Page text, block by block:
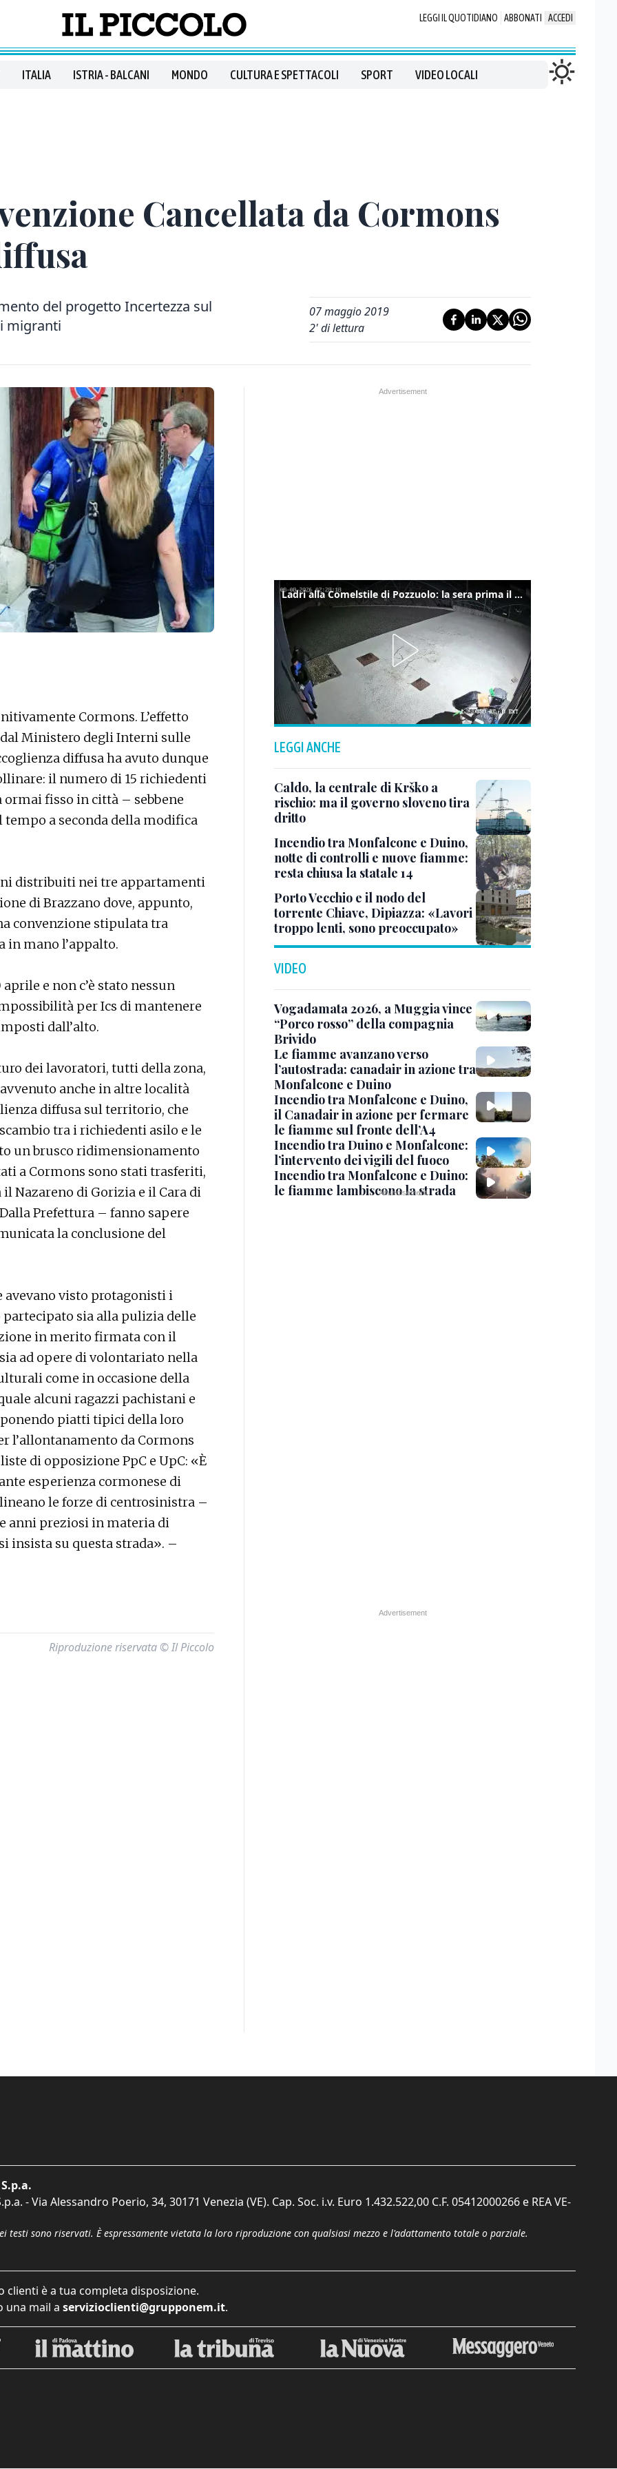
LEGGI IL QUOTIDIANO ABBONATI ACCEDI
ITALIA ISTRIA - BALCANI MONDO CULTURA E SPETTACOLI SPORT VIDEO LOCALI
Cancellata da Cormons
del progetto Incertezza sul
migranti
07 maggio 2019
2' di lettura
Cormons. L’effetto
Ministero degli Interni sulle
diffusa ha avuto dunque
il numero di 15 richiedenti
ormai fisso in città – sebbene
a seconda della modifica
distribuiti nei tre appartamenti
di Brazzano dove, appunto,
convenzione stipulata tra
in mano l’appalto.
e non c’è stato nessun
per Ics di mantenere
dall’alto.
dei lavoratori, tutti della zona,
anche in altre località
diffusa sul territorio, che
tra i richiedenti asilo e le
un brusco ridimensionamento
a Cormons sono stati trasferiti,
Nazareno di Gorizia e il Cara di
Prefettura – fanno sapere
la conclusione del
visto protagonisti i
sia alla pulizia delle
in merito firmata con il
ad opere di volontariato nella
come in occasione della
alcuni ragazzi pachistani e
piatti tipici della loro
l’allontanamento da Cormons
di opposizione PpC e UpC: «È
esperienza cormonese di
le forze di centrosinistra –
anni preziosi in materia di
insista su questa strada». –
Riproduzione riservata © Il Piccolo
Ladri alla Comelstile di Pozzuolo: la sera prima il tentato furto a Buja, ecco le immagini
LEGGI ANCHE
Caldo, la centrale di Krško a
rischio: ma il governo sloveno tira
dritto
Incendio tra Monfalcone e Duino,
notte di controlli e nuove fiamme:
resta chiusa la statale 14
Porto Vecchio e il nodo del
torrente Chiave, Dipiazza: «Lavori
troppo lenti, sono preoccupato»
VIDEO
Vogadamata 2026, a Muggia vince
“Porco rosso” della compagnia
Brivido
Le fiamme avanzano verso
l’autostrada: canadair in azione tra
Monfalcone e Duino
Incendio tra Monfalcone e Duino,
il Canadair in azione per fermare
le fiamme sul fronte dell’A4
Incendio tra Duino e Monfalcone:
l’intervento dei vigili del fuoco
Incendio tra Monfalcone e Duino:
le fiamme lambiscono la strada
- Via Alessandro Poerio, 34, 30171 Venezia (VE). Cap. Soc. i.v. Euro 1.432.522,00 C.F. 05412000266 e REA VE-
testi sono riservati. È espressamente vietata la loro riproduzione con qualsiasi mezzo e l'adattamento totale o parziale.
clienti è a tua completa disposizione.
una mail a servizioclienti@grupponem.it.